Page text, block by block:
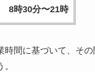
8時30分〜21時
時間に基づいて、その